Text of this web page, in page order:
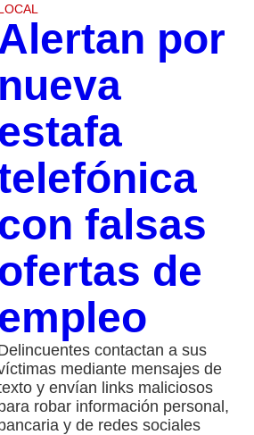
Alertan por
nueva
falsas
ofertas de
contactan a sus
mediante mensajes de
y envían links maliciosos
robar información personal,
y de redes sociales